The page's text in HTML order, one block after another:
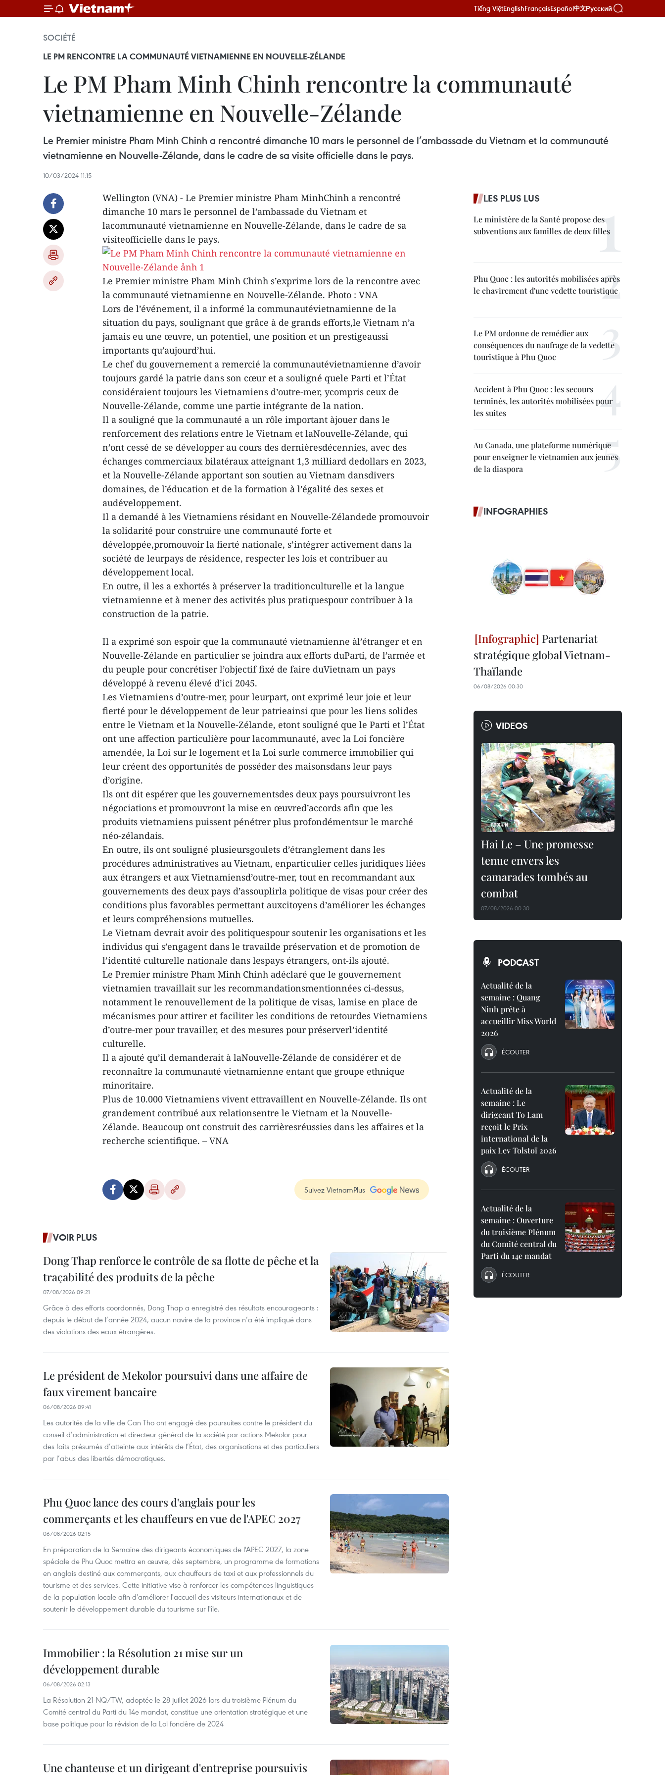
Tiếng ViệtEnglishFrançaisEspañol中文Русский
SOCIÉTÉ
LE PM RENCONTRE LA COMMUNAUTÉ VIETNAMIENNE EN NOUVELLE-ZÉLANDE
Le PM Pham Minh Chinh rencontre la communauté
vietnamienne en Nouvelle-Zélande
Le Premier ministre Pham Minh Chinh a rencontré dimanche 10 mars le personnel de l’ambassade du Vietnam et la communauté
vietnamienne en Nouvelle-Zélande, dans le cadre de sa visite officielle dans le pays.
10/03/2024 11:15
Wellington (VNA) - Le Premier ministre Pham MinhChinh a rencontré
dimanche 10 mars le personnel de l’ambassade du Vietnam et
lacommunauté vietnamienne en Nouvelle-Zélande, dans le cadre de sa
visiteofficielle dans le pays.
Le Premier ministre Pham Minh Chinh s’exprime lors de la rencontre avec
la communauté vietnamienne en Nouvelle-Zélande. Photo : VNA
Lors de l’événement, il a informé la communautévietnamienne de la
situation du pays, soulignant que grâce à de grands efforts,le Vietnam n’a
jamais eu une œuvre, un potentiel, une position et un prestigeaussi
importants qu’aujourd’hui.
Le chef du gouvernement a remercié la communautévietnamienne d’avoir
toujours gardé la patrie dans son cœur et a souligné quele Parti et l’État
considéraient toujours les Vietnamiens d’outre-mer, ycompris ceux de
Nouvelle-Zélande, comme une partie intégrante de la nation.
Il a souligné que la communauté a un rôle important àjouer dans le
renforcement des relations entre le Vietnam et laNouvelle-Zélande, qui
n’ont cessé de se développer au cours des dernièresdécennies, avec des
échanges commerciaux bilatéraux atteignant 1,3 milliard dedollars en 2023,
et la Nouvelle-Zélande apportant son soutien au Vietnam dansdivers
domaines, de l’éducation et de la formation à l’égalité des sexes et
audéveloppement.
Il a demandé à les Vietnamiens résidant en Nouvelle-Zélandede promouvoir
la solidarité pour construire une communauté forte et
développée,promouvoir la fierté nationale, s’intégrer activement dans la
société de leurpays de résidence, respecter les lois et contribuer au
développement local.
En outre, il les a exhortés à préserver la traditionculturelle et la langue
vietnamienne et à mener des activités plus pratiquespour contribuer à la
construction de la patrie.
Il a exprimé son espoir que la communauté vietnamienne àl’étranger et en
Nouvelle-Zélande en particulier se joindra aux efforts duParti, de l’armée et
du peuple pour concrétiser l’objectif fixé de faire duVietnam un pays
développé à revenu élevé d’ici 2045.
Les Vietnamiens d’outre-mer, pour leurpart, ont exprimé leur joie et leur
fierté pour le développement de leur patrieainsi que pour les liens solides
entre le Vietnam et la Nouvelle-Zélande, etont souligné que le Parti et l’État
ont une affection particulière pour lacommunauté, avec la Loi foncière
amendée, la Loi sur le logement et la Loi surle commerce immobilier qui
leur créent des opportunités de posséder des maisonsdans leur pays
d’origine.
Ils ont dit espérer que les gouvernementsdes deux pays poursuivront les
négociations et promouvront la mise en œuvred’accords afin que les
produits vietnamiens puissent pénétrer plus profondémentsur le marché
néo-zélandais.
En outre, ils ont souligné plusieursgoulets d’étranglement dans les
procédures administratives au Vietnam, enparticulier celles juridiques liées
aux étrangers et aux Vietnamiensd’outre-mer, tout en recommandant aux
gouvernements des deux pays d’assouplirla politique de visas pour créer des
conditions plus favorables permettant auxcitoyens d’améliorer les échanges
et leurs compréhensions mutuelles.
Le Vietnam devrait avoir des politiquespour soutenir les organisations et les
individus qui s’engagent dans le travailde préservation et de promotion de
l’identité culturelle nationale dans lespays étrangers, ont-ils ajouté.
Le Premier ministre Pham Minh Chinh adéclaré que le gouvernement
vietnamien travaillait sur les recommandationsmentionnées ci-dessus,
notamment le renouvellement de la politique de visas, lamise en place de
mécanismes pour attirer et faciliter les conditions de retourdes Vietnamiens
d’outre-mer pour travailler, et des mesures pour préserverl’identité
culturelle.
Il a ajouté qu’il demanderait à laNouvelle-Zélande de considérer et de
reconnaître la communauté vietnamienne entant que groupe ethnique
minoritaire.
Plus de 10.000 Vietnamiens vivent ettravaillent en Nouvelle-Zélande. Ils ont
grandement contribué aux relationsentre le Vietnam et la Nouvelle-
Zélande. Beaucoup ont construit des carrièresréussies dans les affaires et la
recherche scientifique. – VNA
Suivez VietnamPlus
VOIR PLUS
Dong Thap renforce le contrôle de sa flotte de pêche et la
traçabilité des produits de la pêche
07/08/2026 09:21
Grâce à des efforts coordonnés, Dong Thap a enregistré des résultats encourageants :
depuis le début de l’année 2024, aucun navire de la province n’a été impliqué dans
des violations des eaux étrangères.
Le président de Mekolor poursuivi dans une affaire de
faux virement bancaire
06/08/2026 09:41
Les autorités de la ville de Can Tho ont engagé des poursuites contre le président du
conseil d’administration et directeur général de la société par actions Mekolor pour
des faits présumés d’atteinte aux intérêts de l’État, des organisations et des particuliers
par l’abus des libertés démocratiques.
Phu Quoc lance des cours d'anglais pour les
commerçants et les chauffeurs en vue de l'APEC 2027
06/08/2026 02:15
En préparation de la Semaine des dirigeants économiques de l'APEC 2027, la zone
spéciale de Phu Quoc mettra en œuvre, dès septembre, un programme de formations
en anglais destiné aux commerçants, aux chauffeurs de taxi et aux professionnels du
tourisme et des services. Cette initiative vise à renforcer les compétences linguistiques
de la population locale afin d'améliorer l'accueil des visiteurs internationaux et de
soutenir le développement durable du tourisme sur l'île.
Immobilier : la Résolution 21 mise sur un
développement durable
06/08/2026 02:13
La Résolution 21-NQ/TW, adoptée le 28 juillet 2026 lors du troisième Plénum du
Comité central du Parti du 14e mandat, constitue une orientation stratégique et une
base politique pour la révision de la Loi foncière de 2024
Une chanteuse et un dirigeant d'entreprise poursuivis
LES PLUS LUS
Le ministère de la Santé propose des
subventions aux familles de deux filles
Phu Quoc : les autorités mobilisées après
le chavirement d'une vedette touristique
Le PM ordonne de remédier aux
conséquences du naufrage de la vedette
touristique à Phu Quoc
Accident à Phu Quoc : les secours
terminés, les autorités mobilisées pour
les suites
Au Canada, une plateforme numérique
pour enseigner le vietnamien aux jeunes
de la diaspora
INFOGRAPHIES
Partenariat
stratégique global Vietnam-
Thaïlande
06/08/2026 00:30
VIDEOS
Hai Le – Une promesse
tenue envers les
camarades tombés au
combat
07/08/2026 00:30
PODCAST
Actualité de la
semaine : Quang
Ninh prête à
accueillir Miss World
2026
ÉCOUTER
Actualité de la
semaine : Le
dirigeant To Lam
reçoit le Prix
international de la
paix Lev Tolstoï 2026
ÉCOUTER
Actualité de la
semaine : Ouverture
du troisième Plénum
du Comité central du
Parti du 14e mandat
ÉCOUTER